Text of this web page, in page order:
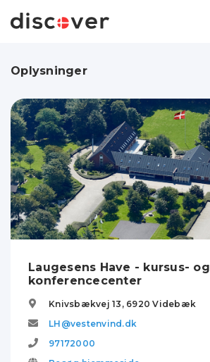
Oplysninger
Laugesens Have - kursus- og
konferencecenter
Knivsbækvej 13, 6920 Videbæk
LH@vestenvind.dk
97172000